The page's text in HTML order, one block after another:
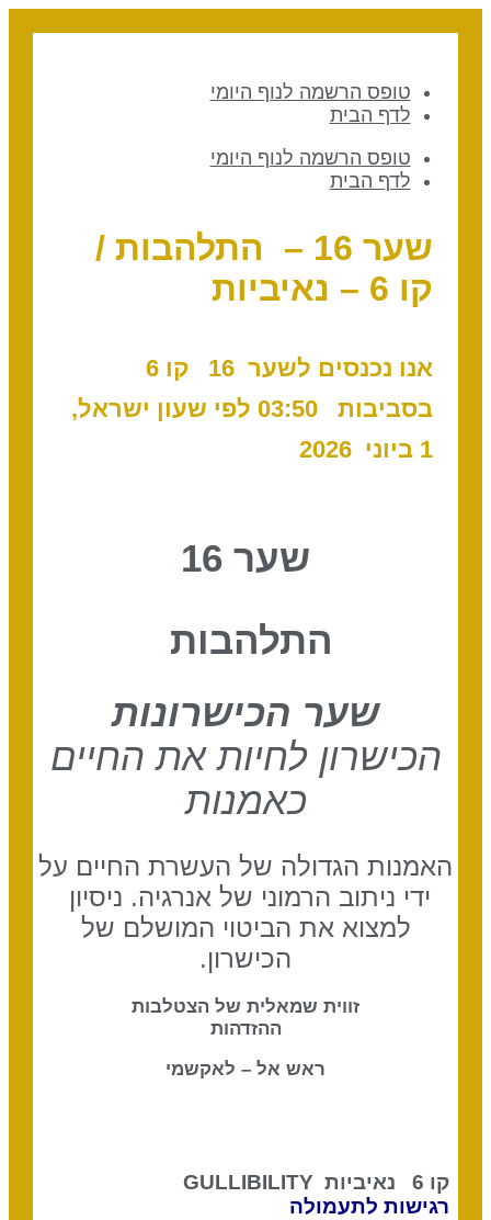
טופס הרשמה לנוף היומי
לדף הבית
טופס הרשמה לנוף היומי
לדף הבית
שער 16 – התלהבות /
קו 6 – נאיביות
אנו נכנסים לשער 16 ק
ו 6
בסביבות 03
:50
לפי שעון ישראל,
שער 16
התלהבות
שער הכישרונות
הכישרון לחיות את החיים
כאמנות
האמנות הגדולה של העשרת החיים על
ידי ניתוב הרמוני של אנרגיה. ניסיון
למצוא את הביטוי המושלם של
הכישרון.
זווית שמאלית של הצטלבות
ההזדהות
ראש אל – לאקשמי
קו 6 נאיביות
GULLIBILITY
רגישות לתעמולה